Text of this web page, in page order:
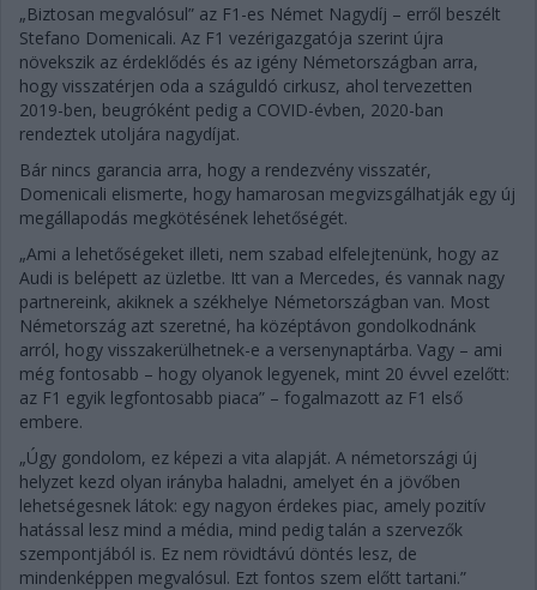
„Biztosan megvalósul” az F1-es Német Nagydíj – erről beszélt
Stefano Domenicali. Az F1 vezérigazgatója szerint újra
növekszik az érdeklődés és az igény Németországban arra,
hogy visszatérjen oda a száguldó cirkusz, ahol tervezetten
2019-ben, beugróként pedig a COVID-évben, 2020-ban
rendeztek utoljára nagydíjat.
Bár nincs garancia arra, hogy a rendezvény visszatér,
Domenicali elismerte, hogy hamarosan megvizsgálhatják egy új
megállapodás megkötésének lehetőségét.
„Ami a lehetőségeket illeti, nem szabad elfelejtenünk, hogy az
Audi is belépett az üzletbe. Itt van a Mercedes, és vannak nagy
partnereink, akiknek a székhelye Németországban van. Most
Németország azt szeretné, ha középtávon gondolkodnánk
arról, hogy visszakerülhetnek-e a versenynaptárba. Vagy – ami
még fontosabb – hogy olyanok legyenek, mint 20 évvel ezelőtt:
az F1 egyik legfontosabb piaca” – fogalmazott az F1 első
embere.
„Úgy gondolom, ez képezi a vita alapját. A németországi új
helyzet kezd olyan irányba haladni, amelyet én a jövőben
lehetségesnek látok: egy nagyon érdekes piac, amely pozitív
hatással lesz mind a média, mind pedig talán a szervezők
szempontjából is. Ez nem rövidtávú döntés lesz, de
mindenképpen megvalósul. Ezt fontos szem előtt tartani.”